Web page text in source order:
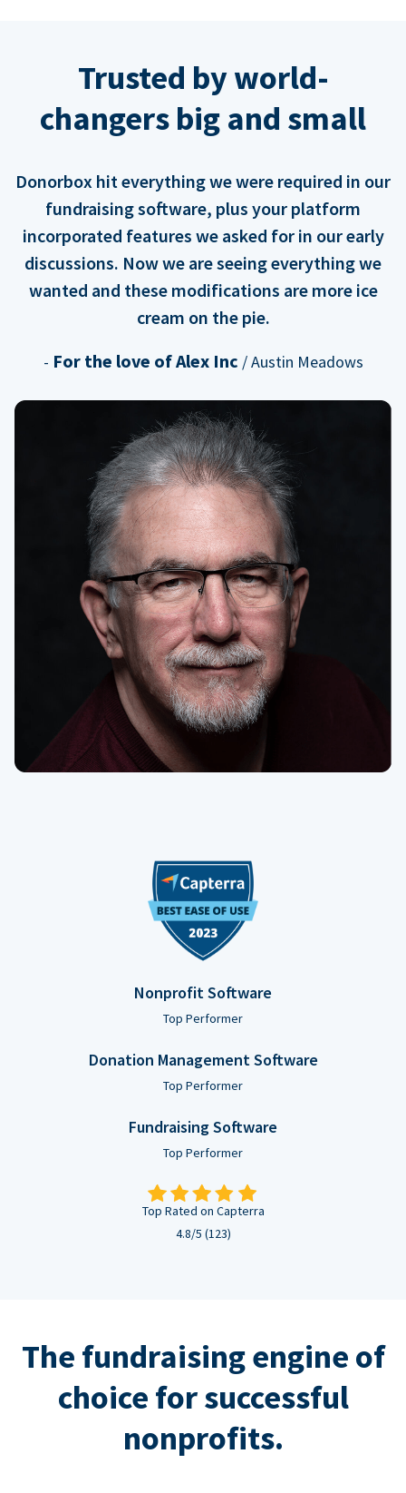
Trusted by world-
changers big and small
Donorbox hit everything we were required in our
fundraising software, plus your platform
incorporated features we asked for in our early
discussions. Now we are seeing everything we
wanted and these modifications are more ice
cream on the pie.
- For the love of Alex Inc / Austin Meadows
Nonprofit Software
Top Performer
Donation Management Software
Top Performer
Fundraising Software
Top Performer
Top Rated on Capterra
4.8/5 (123)
The fundraising engine of
choice for successful
nonprofits.